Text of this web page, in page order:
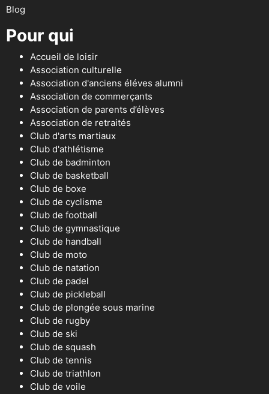
Blog
Pour qui
Accueil de loisir
Association culturelle
Association d'anciens éléves alumni
Association de commerçants
Association de parents d’élèves
Association de retraités
Club d'arts martiaux
Club d'athlétisme
Club de badminton
Club de basketball
Club de boxe
Club de cyclisme
Club de football
Club de gymnastique
Club de handball
Club de moto
Club de natation
Club de padel
Club de pickleball
Club de plongée sous marine
Club de rugby
Club de ski
Club de squash
Club de tennis
Club de triathlon
Club de voile